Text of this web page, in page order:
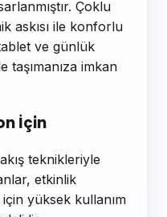
Çoklu
askısı ile konforlu
ve günlük
taşımanıza imkan
İçin
teknikleriyle
etkinlik
için yüksek kullanım